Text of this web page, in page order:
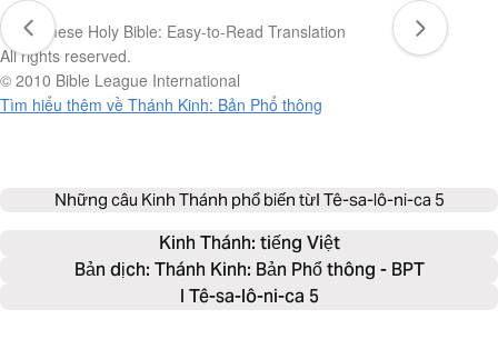
Vietnamese Holy Bible: Easy-to-Read Translation
All rights reserved.
© 2010 Bible League International
Tìm hiểu thêm về Thánh Kinh: Bản Phổ thông
Những câu Kinh Thánh phổ biến từI Tê-sa-lô-ni-ca 5
Kinh Thánh: tiếng Việt
Bản dịch: Thánh Kinh: Bản Phổ thông - BPT
I Tê-sa-lô-ni-ca 5